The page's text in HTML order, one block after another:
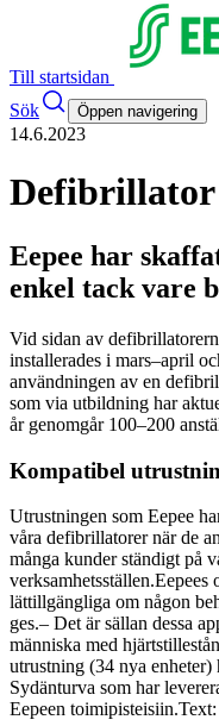
Till startsidan
Sök
Öppen navigering
14.6.2023
Defibrillator
Eepee har
enkel tack vare
Vid sidan av
installerades i mars–april
användningen av en
som via utbildning har
år genomgår 100–200
Kompatibel
Utrustningen som Eepee
våra defibrillatorer när de
många kunder ständigt på
verksamhetsställen.Eepees
lättillgängliga om någon
ges.– Det är sällan dessa
människa med
utrustning (34 nya
Sydänturva som har
Eepeen toimipisteisiin.